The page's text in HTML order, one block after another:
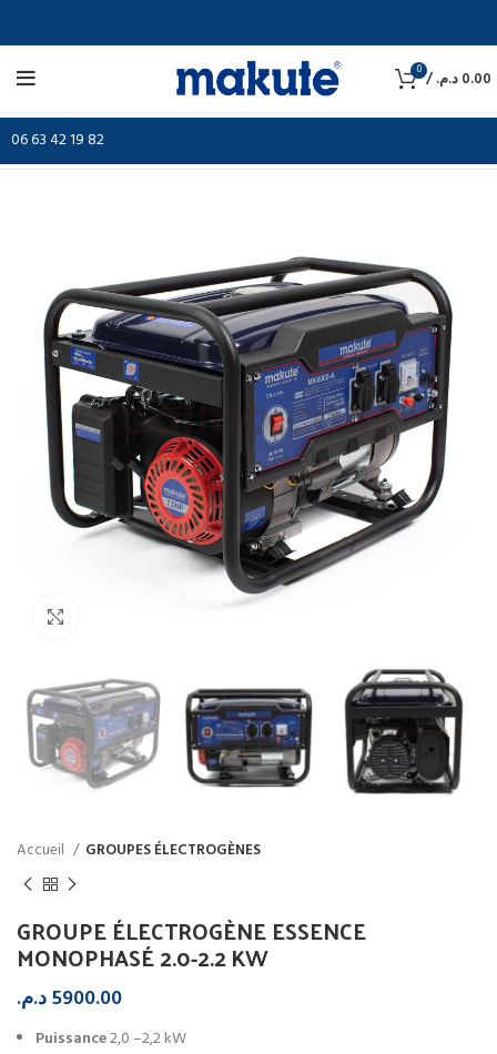
0 / 0.00د.م.
06 63 42 19 82
Accueil GROUPES ÉLECTROGÈNES
GROUPE ÉLECTROGÈNE ESSENCE
MONOPHASÉ 2.0-2.2 KW
5900.00د.م.
Puissance2,0 –2,2 kW